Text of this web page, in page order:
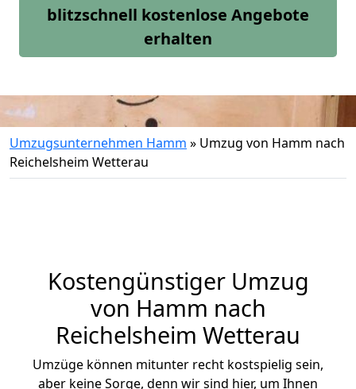
blitzschnell kostenlose Angebote
erhalten
Umzugsunternehmen Hamm » Umzug von Hamm nach
Reichelsheim Wetterau
Kostengünstiger Umzug
von Hamm nach
Reichelsheim Wetterau
Umzüge können mitunter recht kostspielig sein,
aber keine Sorge, denn wir sind hier, um Ihnen